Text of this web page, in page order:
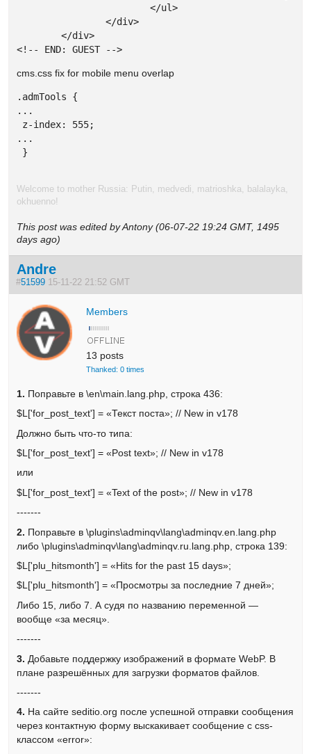
			</ul>
		</div>
	</div>
<!-- END: GUEST -->
cms.css fix for mobile menu overlap
.admTools {
...
z-index: 555;
...
}
Welcome to mother Russia: Putin, medvedi, matrioshka, balalayka,
okhuenno!
This post was edited by Antony (06-07-22 19:24 GMT, 1495
days ago)
Andre
#51599 15-11-22 21:52 GMT
Members
13 posts
Thanked: 0 times
1. Поправьте в \en\main.lang.php, строка 436:
$L['for_post_text'] = «Текст поста»; // New in v178
Должно быть что-то типа:
$L['for_post_text'] = «Post text»; // New in v178
или
$L['for_post_text'] = «Text of the post»; // New in v178
-------
2. Поправьте в \plugins\adminqv\lang\adminqv.en.lang.php
либо \plugins\adminqv\lang\adminqv.ru.lang.php, строка 139:
$L['plu_hitsmonth'] = «Hits for the past 15 days»;
$L['plu_hitsmonth'] = «Просмотры за последние 7 дней»;
Либо 15, либо 7. А судя по названию переменной —
вообще «за месяц».
-------
3. Добавьте поддержку изображений в формате WebP. В
плане разрешённых для загрузки форматов файлов.
-------
4. На сайте seditio.org после успешной отправки сообщения
через контактную форму выскакивает сообщение с css-
классом «error»: